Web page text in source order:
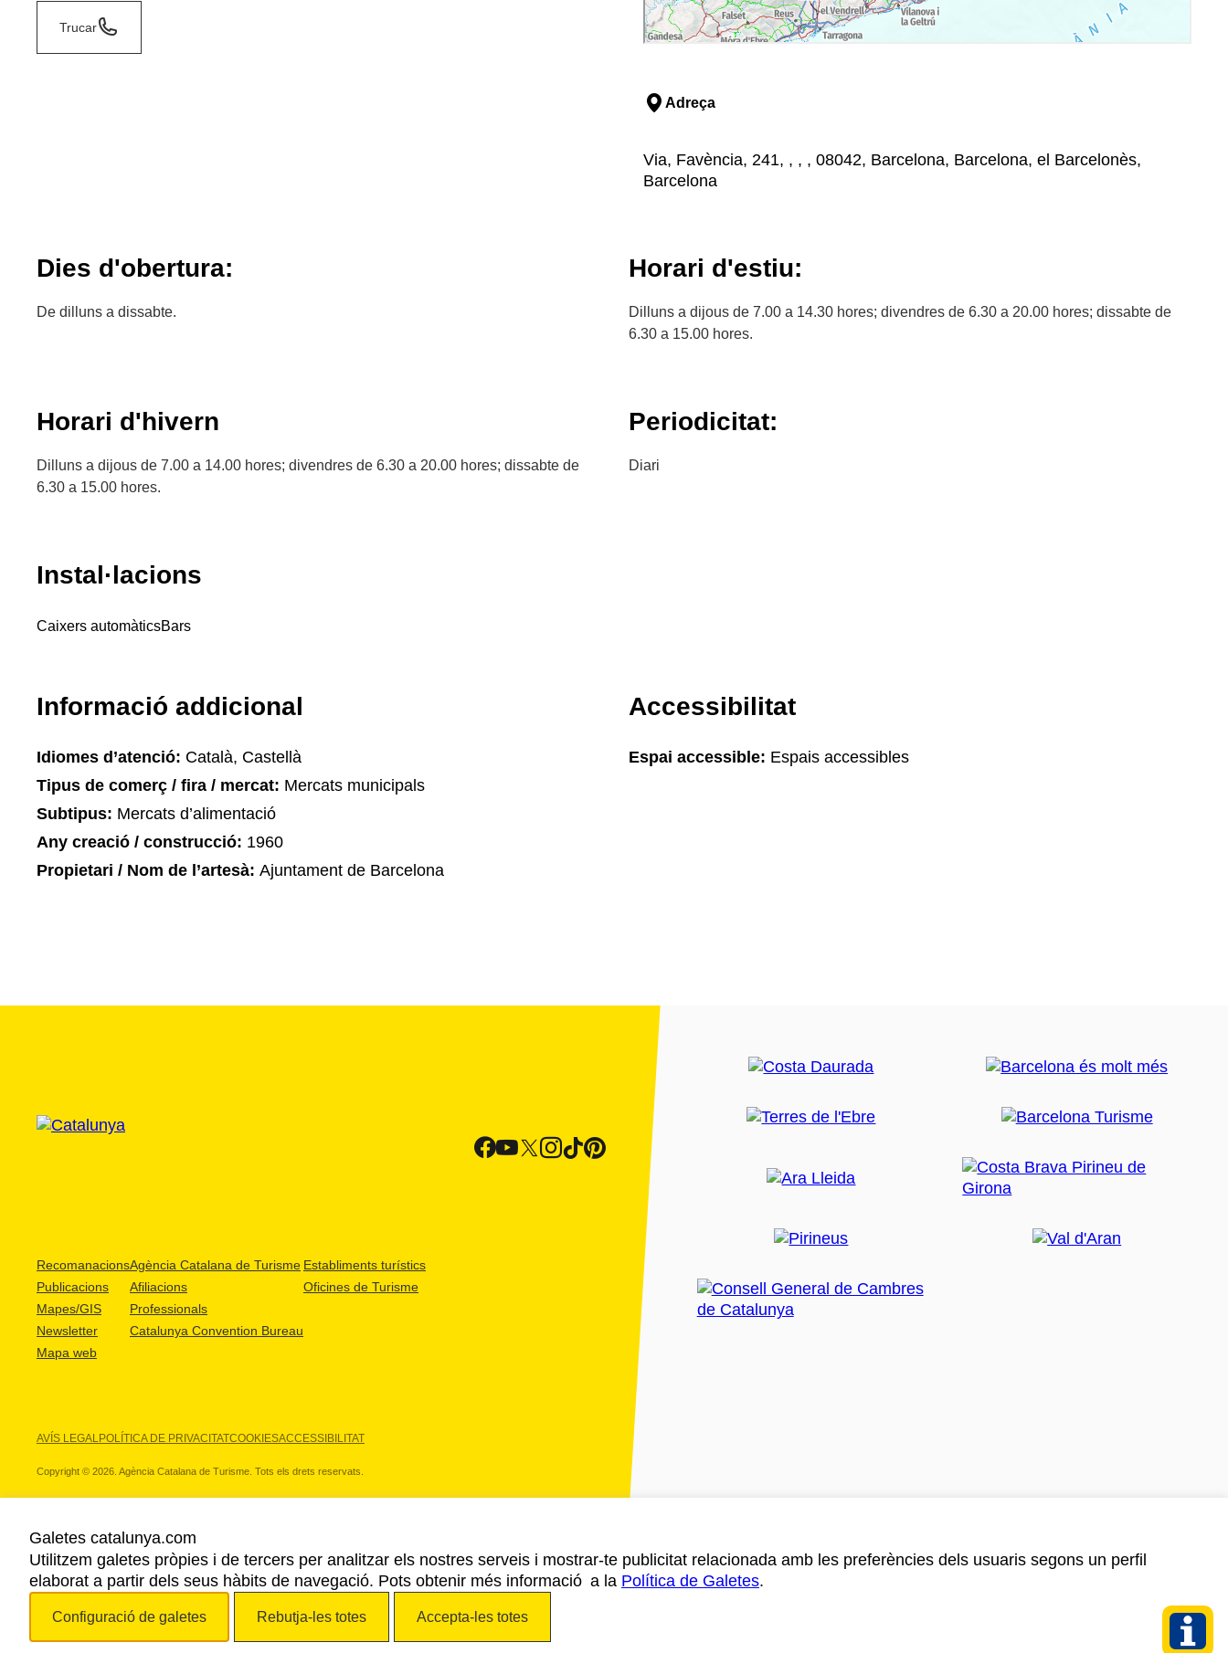
Trucar
Adreça
Via, Favència, 241, , , , 08042, Barcelona, Barcelona, el Barcelonès,
Barcelona
Dies d'obertura:
De dilluns a dissabte.
Horari d'estiu:
Dilluns a dijous de 7.00 a 14.30 hores; divendres de 6.30 a 20.00 hores; dissabte de
6.30 a 15.00 hores.
Horari d'hivern
Dilluns a dijous de 7.00 a 14.00 hores; divendres de 6.30 a 20.00 hores; dissabte de
6.30 a 15.00 hores.
Periodicitat:
Diari
Instal·lacions
Caixers automàticsBars
Informació addicional
Idiomes d’atenció: Català, Castellà
Tipus de comerç / fira / mercat: Mercats municipals
Subtipus: Mercats d’alimentació
Any creació / construcció: 1960
Propietari / Nom de l’artesà: Ajuntament de Barcelona
Accessibilitat
Espai accessible: Espais accessibles
Recomanacions
Publicacions
Mapes/GIS
Newsletter
Mapa web
Agència Catalana de Turisme
Afiliacions
Professionals
Catalunya Convention Bureau
Establiments turístics
Oficines de Turisme
AVÍS LEGALPOLÍTICA DE PRIVACITATCOOKIESACCESSIBILITAT
Copyright © 2026. Agència Catalana de Turisme. Tots els drets reservats.
ELS NOSTRES PARTNERS
Galetes catalunya.com
Utilitzem galetes pròpies i de tercers per analitzar els nostres serveis i mostrar-te publicitat relacionada amb les preferències dels usuaris segons un perfil
elaborat a partir dels seus hàbits de navegació. Pots obtenir més informació a la Política de Galetes.
Configuració de galetes Rebutja-les totes Accepta-les totes